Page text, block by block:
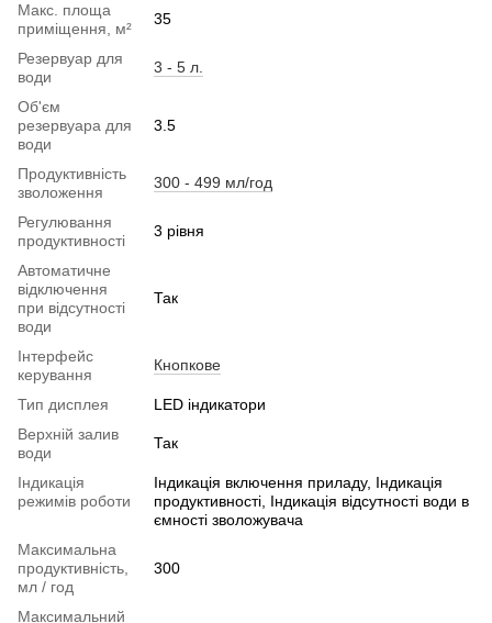
Макс. площа
приміщення, м²
35
Резервуар для
води
3 - 5 л.
Об'єм
резервуара для
води
3.5
Продуктивність
зволоження
300 - 499 мл/год
Регулювання
продуктивності
3 рівня
Автоматичне
відключення
при відсутності
води
Так
Інтерфейс
керування
Кнопкове
Тип дисплея
LED індикатори
Верхній залив
води
Так
Індикація
режимів роботи
Індикація включення приладу, Індикація
продуктивності, Індикація відсутності води в
ємності зволожувача
Максимальна
продуктивність,
мл / год
300
Максимальний